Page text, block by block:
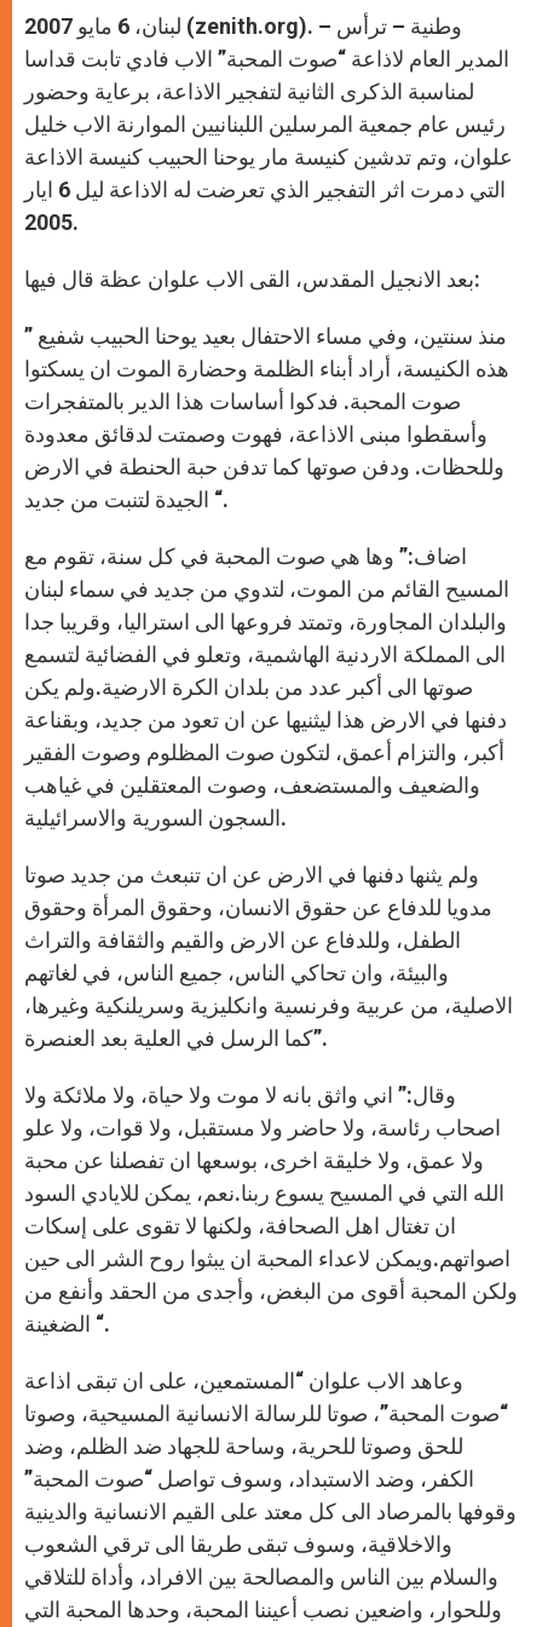
p
p
g
e
r
o
k
r
لبنان، 6 مايو 2007 (zenith.org). – وطنية – ترأس
المدير العام لاذاعة “صوت المحبة” الاب فادي تابت قداسا
لمناسبة الذكرى الثانية لتفجير الاذاعة، برعاية وحضور
رئيس عام جمعية المرسلين اللبنانيين الموارنة الاب خليل
علوان، وتم تدشين كنيسة مار يوحنا الحبيب كنيسة الاذاعة
التي دمرت اثر التفجير الذي تعرضت له الاذاعة ليل 6 ايار
2005.
بعد الانجيل المقدس، القى الاب علوان عظة قال فيها:
” منذ سنتين، وفي مساء الاحتفال بعيد يوحنا الحبيب شفيع
هذه الكنيسة، أراد أبناء الظلمة وحضارة الموت ان يسكتوا
صوت المحبة. فدكوا أساسات هذا الدير بالمتفجرات
وأسقطوا مبنى الاذاعة، فهوت وصمتت لدقائق معدودة
وللحظات. ودفن صوتها كما تدفن حبة الحنطة في الارض
الجيدة لتنبت من جديد “.
اضاف:” وها هي صوت المحبة في كل سنة، تقوم مع
المسيح القائم من الموت، لتدوي من جديد في سماء لبنان
والبلدان المجاورة، وتمتد فروعها الى استراليا، وقريبا جدا
الى المملكة الاردنية الهاشمية، وتعلو في الفضائية لتسمع
صوتها الى أكبر عدد من بلدان الكرة الارضية.ولم يكن
دفنها في الارض هذا ليثنيها عن ان تعود من جديد، وبقناعة
أكبر، والتزام أعمق، لتكون صوت المظلوم وصوت الفقير
والضعيف والمستضعف، وصوت المعتقلين في غياهب
السجون السورية والاسرائيلية.
ولم يثنها دفنها في الارض عن ان تنبعث من جديد صوتا
مدويا للدفاع عن حقوق الانسان، وحقوق المرأة وحقوق
الطفل، وللدفاع عن الارض والقيم والثقافة والتراث
والبيئة، وان تحاكي الناس، جميع الناس، في لغاتهم
الاصلية، من عربية وفرنسية وانكليزية وسريلنكية وغيرها،
كما الرسل في العلية بعد العنصرة”.
وقال:” اني واثق بانه لا موت ولا حياة، ولا ملائكة ولا
اصحاب رئاسة، ولا حاضر ولا مستقبل، ولا قوات، ولا علو
ولا عمق، ولا خليقة اخرى، بوسعها ان تفصلنا عن محبة
الله التي في المسيح يسوع ربنا.نعم، يمكن للايادي السود
ان تغتال اهل الصحافة، ولكنها لا تقوى على إسكات
اصواتهم.ويمكن لاعداء المحبة ان يبثوا روح الشر الى حين
ولكن المحبة أقوى من البغض، وأجدى من الحقد وأنفع من
الضغينة “.
وعاهد الاب علوان “المستمعين، على ان تبقى اذاعة
“صوت المحبة”، صوتا للرسالة الانسانية المسيحية، وصوتا
للحق وصوتا للحرية، وساحة للجهاد ضد الظلم، وضد
الكفر، وضد الاستبداد، وسوف تواصل “صوت المحبة”
وقوفها بالمرصاد الى كل معتد على القيم الانسانية والدينية
والاخلاقية، وسوف تبقى طريقا الى ترقي الشعوب
والسلام بين الناس والمصالحة بين الافراد، وأداة للتلاقي
وللحوار، واضعين نصب أعيننا المحبة، وحدها المحبة التي